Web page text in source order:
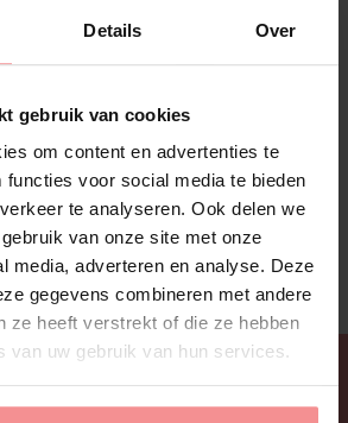
Details Over
gebruik van cookies
om content en advertenties te
functies voor social media te bieden
te analyseren. Ook delen we
van onze site met onze
media, adverteren en analyse. Deze
gegevens combineren met andere
ze heeft verstrekt of die ze hebben
van uw gebruik van hun services.
ruim aanbod van
Al het plezier voor in jouw
NAAR WEBSHOP